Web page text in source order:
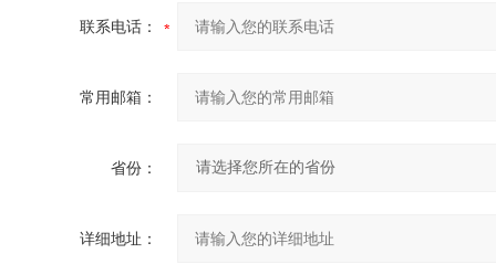
联系电话：
常用邮箱：
省份：
详细地址：